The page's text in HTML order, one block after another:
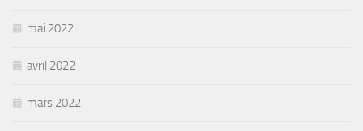
mai 2022
avril 2022
mars 2022